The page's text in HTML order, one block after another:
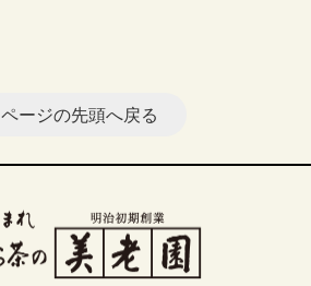
ページの先頭へ戻る